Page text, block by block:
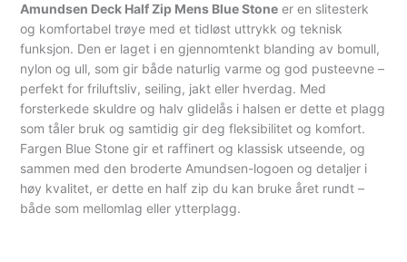
Amundsen Deck Half Zip Mens Blue Stone er en slitesterk
og komfortabel trøye med et tidløst uttrykk og teknisk
funksjon. Den er laget i en gjennomtenkt blanding av bomull,
nylon og ull, som gir både naturlig varme og god pusteevne –
perfekt for friluftsliv, seiling, jakt eller hverdag. Med
forsterkede skuldre og halv glidelås i halsen er dette et plagg
som tåler bruk og samtidig gir deg fleksibilitet og komfort.
Fargen Blue Stone gir et raffinert og klassisk utseende, og
sammen med den broderte Amundsen-logoen og detaljer i
høy kvalitet, er dette en half zip du kan bruke året rundt –
både som mellomlag eller ytterplagg.